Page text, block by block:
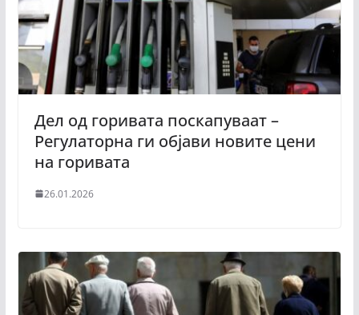
Дел од горивата поскапуваат –
Регулаторна ги објави новите цени
на горивата
26.01.2026